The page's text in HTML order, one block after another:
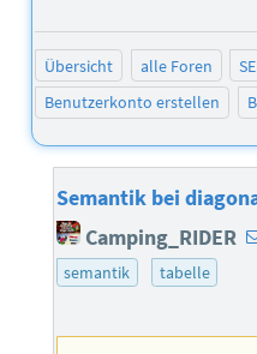
Übersicht alle Foren
Benutzerkonto erstellen
Semantik bei
Camping_RIDER E-
semantik
tabelle